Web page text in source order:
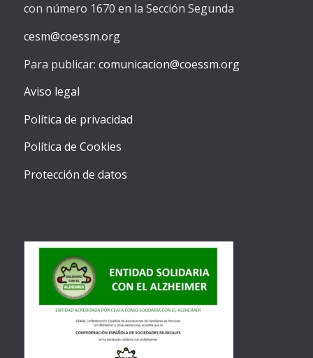
con número 1670 en la Sección Segunda
cesm@coessm.org
Para publicar: comunicacion@coessm.org
Aviso legal
Política de privacidad
Política de Cookies
Protección de datos